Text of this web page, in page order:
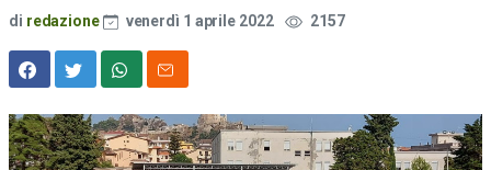
di redazione venerdì 1 aprile 2022 2157